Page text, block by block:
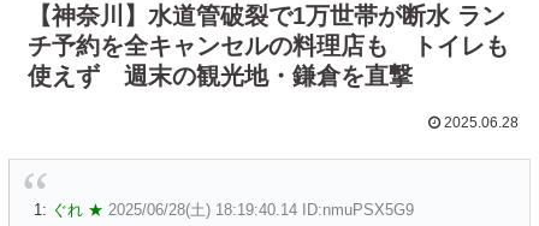
【神奈川】水道管破裂で1万世帯が断水 ラン
チ予約を全キャンセルの料理店も トイレも
使えず 週末の観光地・鎌倉を直撃
2025.06.28
1: ぐれ ★ 2025/06/28(土) 18:19:40.14 ID:nmuPSX5G9